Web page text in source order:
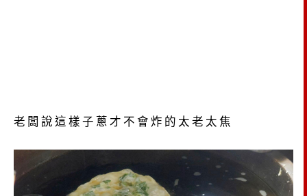
老闆說這樣子蔥才不會炸的太老太焦